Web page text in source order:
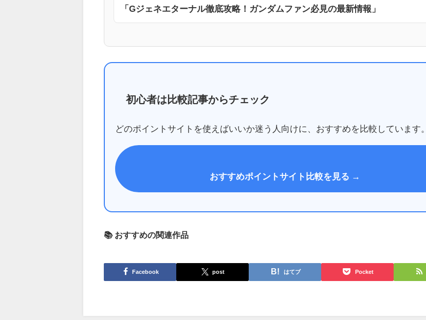
「Gジェネエターナル徹底攻略！ガンダムファン必見の最新情報」
初心者は比較記事からチェック
どのポイントサイトを使えばいいか迷う人向けに、おすすめを比較しています。
おすすめポイントサイト比較を見る →
📚 おすすめの関連作品
Facebook post はてブ Pocket